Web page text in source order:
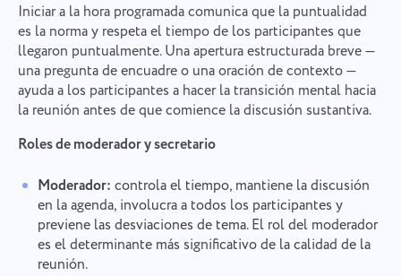
Iniciar a la hora programada comunica que la puntualidad
es la norma y respeta el tiempo de los participantes que
llegaron puntualmente. Una apertura estructurada breve —
una pregunta de encuadre o una oración de contexto —
ayuda a los participantes a hacer la transición mental hacia
la reunión antes de que comience la discusión sustantiva.
Roles de moderador y secretario
Moderador: controla el tiempo, mantiene la discusión
en la agenda, involucra a todos los participantes y
previene las desviaciones de tema. El rol del moderador
es el determinante más significativo de la calidad de la
reunión.